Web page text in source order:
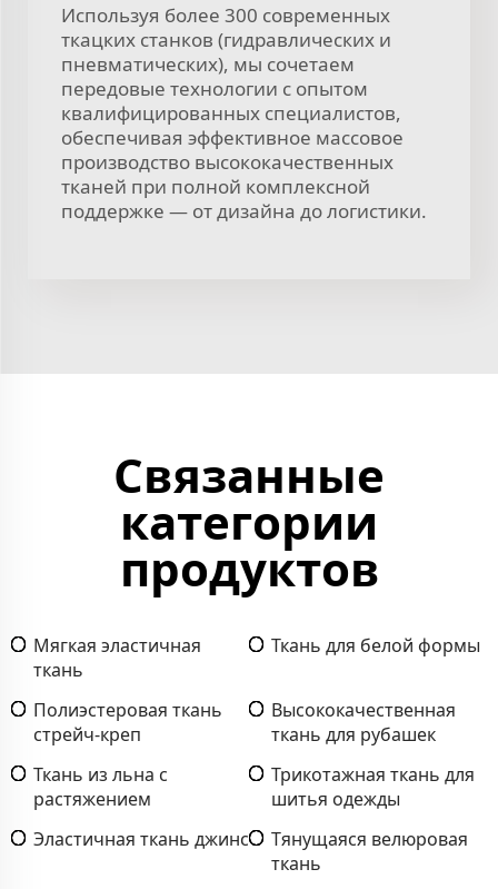
Используя более 300 современных
ткацких станков (гидравлических и
пневматических), мы сочетаем
передовые технологии с опытом
квалифицированных специалистов,
обеспечивая эффективное массовое
производство высококачественных
тканей при полной комплексной
поддержке — от дизайна до логистики.
Связанные
категории
продуктов
Мягкая эластичная
ткань
Ткань для белой формы
Полиэстеровая ткань
стрейч-креп
Высококачественная
ткань для рубашек
Ткань из льна с
растяжением
Трикотажная ткань для
шитья одежды
Эластичная ткань джинс
Тянущаяся велюровая
ткань